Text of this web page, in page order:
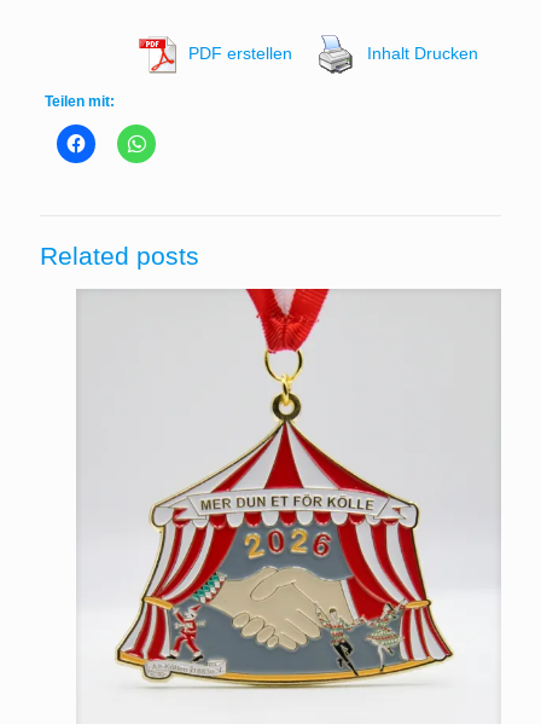
PDF erstellen Inhalt Drucken
Teilen mit:
Related posts